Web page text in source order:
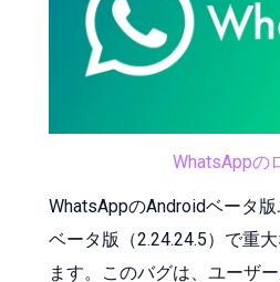
WhatsAppの
WhatsAppのAndroidベータ
ベータ版（2.24.24.5）で重
ます。このバグは、ユーザ